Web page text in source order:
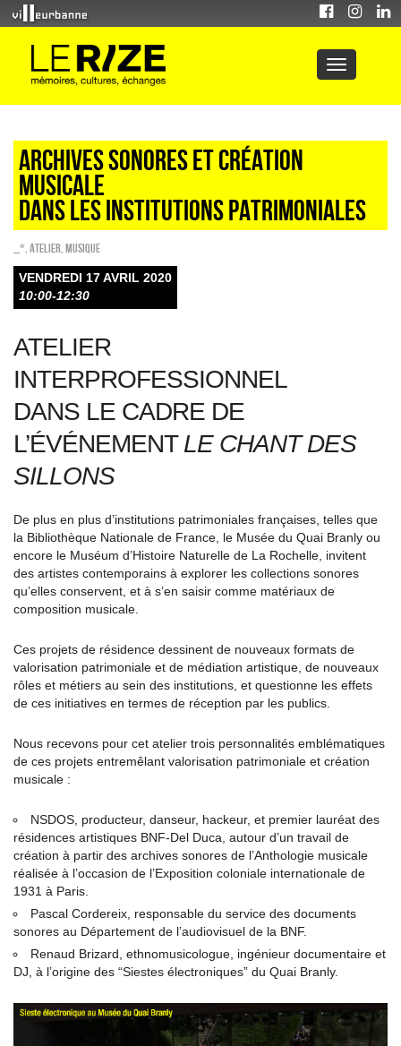
Archives sonores et création
musicale
dans les institutions patrimoniales
_* Atelier Musique
VENDREDI 17 AVRIL 2020
10:00-12:30
ATELIER
INTERPROFESSIONNEL
DANS LE CADRE DE
L’ÉVÉNEMENTLE CHANT DES
SILLONS
De plus en plus d’institutions patrimoniales françaises, telles que
la Bibliothèque Nationale de France, le Musée du Quai Branly ou
encore le Muséum d’Histoire Naturelle de La Rochelle, invitent
des artistes contemporains à explorer les collections sonores
qu’elles conservent, et à s’en saisir comme matériaux de
composition musicale.
Ces projets de résidence dessinent de nouveaux formats de
valorisation patrimoniale et de médiation artistique, de nouveaux
rôles et métiers au sein des institutions, et questionne les effets
de ces initiatives en termes de réception par les publics.
Nous recevons pour cet atelier trois personnalités emblématiques
de ces projets entremêlant valorisation patrimoniale et création
musicale :
NSDOS, producteur, danseur, hackeur, et premier lauréat des
résidences artistiques BNF-Del Duca, autour d’un travail de
création à partir des archives sonores de l’Anthologie musicale
réalisée à l’occasion de l’Exposition coloniale internationale de
1931 à Paris.
Pascal Cordereix, responsable du service des documents
sonores au Département de l’audiovisuel de la BNF.
Renaud Brizard, ethnomusicologue, ingénieur documentaire et
DJ, à l’origine des “Siestes électroniques” du Quai Branly.